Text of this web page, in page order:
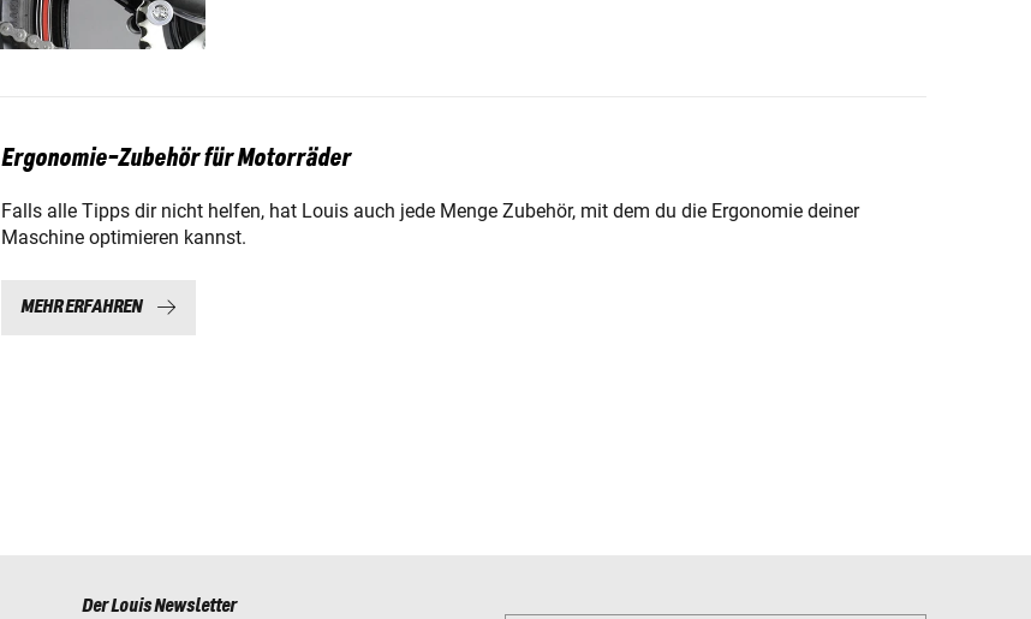
Ergonomie-Zubehör für Motorräder
Falls alle Tipps dir nicht helfen, hat Louis auch jede Menge Zubehör, mit dem du die Ergonomie deiner
Maschine optimieren kannst.
MEHR ERFAHREN
Der Louis Newsletter